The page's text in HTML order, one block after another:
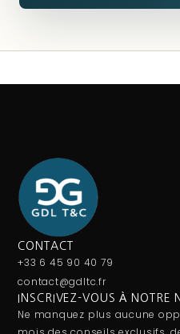
CONTACT
+33 6 45 90 40 79
contact@gdltc.fr
INSCRIVEZ-VOUS À NOTRE
Ne manquez plus aucune